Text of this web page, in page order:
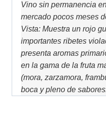
Vino sin permanencia
mercado pocos meses
Vista: Muestra un rojo
importantes ribetes
presenta aromas
en la gama de la fruta
(mora, zarzamora,
boca y pleno de